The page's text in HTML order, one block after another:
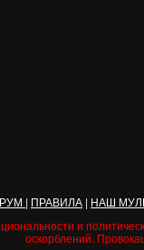
ПРАВИЛА
НАШ
и
оскорблений.